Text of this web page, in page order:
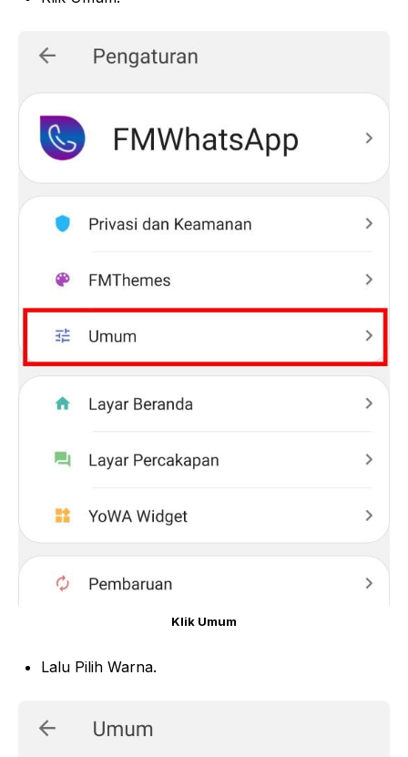
Klik Umum
Lalu Pilih Warna.